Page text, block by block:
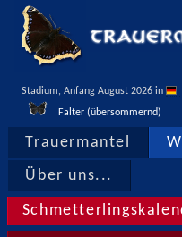
Stadium, Anfang August 2026 in
Falter (übersommernd)
Trauermantel
Über uns...